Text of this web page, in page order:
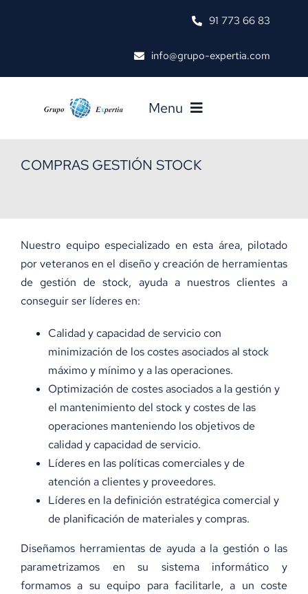
91 773 66 83
info@grupo-expertia.com
Menu
Inicio
Referencias
Únete A Nosotros
Contacto
COMPRAS GESTIÓN STOCK
Nuestro equipo especializado en esta área, pilotado
por veteranos en el diseño y creación de herramientas
de gestión de stock, ayuda a nuestros clientes a
conseguir ser líderes en:
Calidad y capacidad de servicio con
minimización de los costes asociados al stock
máximo y mínimo y a las operaciones.
Optimización de costes asociados a la gestión y
el mantenimiento del stock y costes de las
operaciones manteniendo los objetivos de
calidad y capacidad de servicio.
Líderes en las políticas comerciales y de
atención a clientes y proveedores.
Líderes en la definición estratégica comercial y
de planificación de materiales y compras.
Diseñamos herramientas de ayuda a la gestión o las
parametrizamos en su sistema informático y
formamos a su equipo para facilitarle, a un coste